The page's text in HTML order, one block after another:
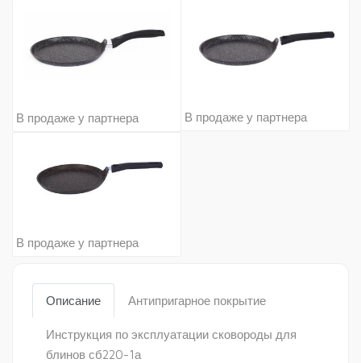
В продаже у партнера В продаже у партнера
В продаже у партнера
Описание Антипригарное покрытие
Инструкция по эксплуатации сковороды для
блинов сб220-1а